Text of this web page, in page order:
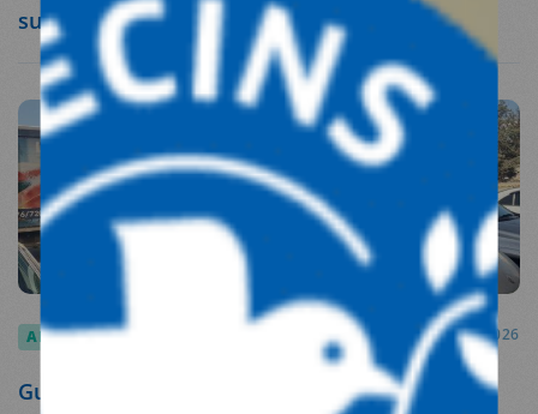
suprême israélienne à l’issue de la récente
audience
ARTICLES 20.03.2026
Guerre au Moyen-Orient : Médecins du Monde